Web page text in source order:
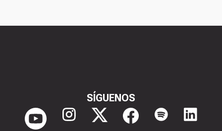
SÍGUENOS